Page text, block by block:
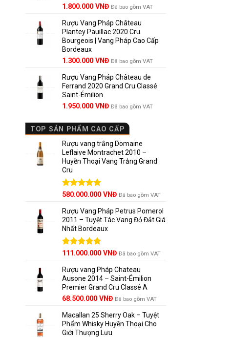
Giá
là:
2.500.000 VNĐ.
1.800.000 VNĐGiá
tại
là:
1.800.000 VNĐ.
Đã bao gồm VAT
Rượu Vang Pháp Château
Plantey Pauillac 2020 Cru
Bourgeois | Vang Pháp Cao Cấp
Bordeaux
Giá
là:
1.850.000 VNĐ.
1.300.000 VNĐGiá
tại
là:
Đã bao gồm VAT
Rượu Vang Pháp Château de
Ferrand 2020 Grand Cru Classé
Saint-Émilion
Giá
là:
2.800.000 VNĐ.
1.950.000 VNĐGiá
tại
là:
1.950.000 VNĐ.
Đã bao gồm VAT
TOP SẢN PHẨM CAO CẤP
Rượu vang trắng Domaine
Leflaive Montrachet 2010 –
Huyền Thoại Vang Trắng Grand
Cru
Được xếp
5 sao
580.000.000 VNĐ Đã bao gồm VAT
Rượu Vang Pháp Petrus Pomerol
2011 – Tuyệt Tác Vang Đỏ Đắt Giá
Nhất Bordeaux
Được xếp
5 sao
Giá
là:
125.000.000 VNĐ.
111.000.000 VNĐGiá
tại
là:
111.000.000 VNĐ.
Đã bao gồm VAT
Rượu vang Pháp Chateau
Ausone 2014 – Saint-Émilion
Premier Grand Cru Classé A
68.500.000 VNĐ Đã bao gồm VAT
Macallan 25 Sherry Oak – Tuyệt
Phẩm Whisky Huyền Thoại Cho
Giới Thượng Lưu